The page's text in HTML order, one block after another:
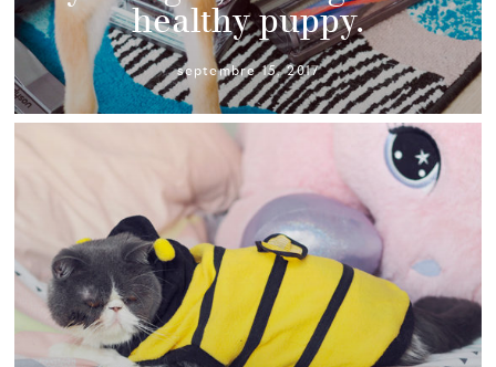
healthy puppy.
septembre 15, 2017